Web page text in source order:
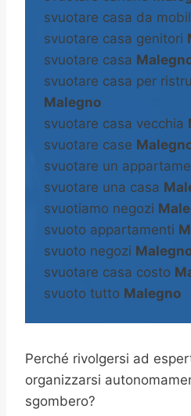
svuotare casa da
svuotare casa genitori
svuotare casa
svuotare casa per
Malegno
svuotare casa vecchia
svuotare case
svuotare un
svuotare una casa
svuotiamo negozi
svuoto appartamenti
svuoto negozi
svuotare casa costo
svuoto tutto Malegno
Perché rivolgersi ad
organizzarsi
sgombero?